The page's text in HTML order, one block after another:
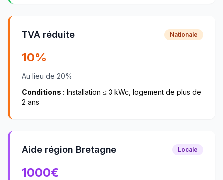
TVA réduite Nationale
10%
Au lieu de 20%
Conditions : Installation ≤ 3 kWc, logement de plus de
2 ans
Aide région Bretagne Locale
1000€